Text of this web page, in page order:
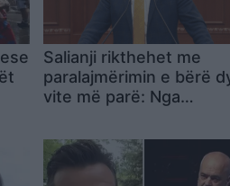
Salianji rikthehet me
paralajmërimin e bërë
vite më parë: Nga
dhe pasuritë publike,
“Shqipërinë e keni
trajtuar si një kafshatë”